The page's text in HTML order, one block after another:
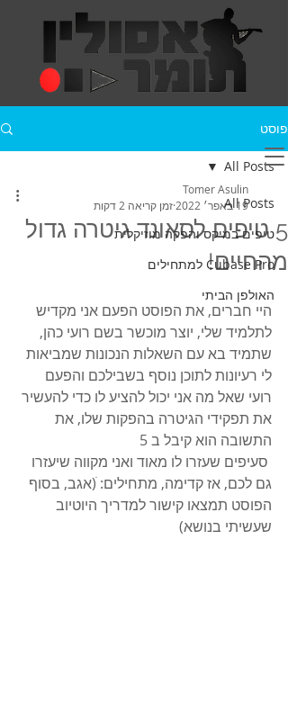
פוסט
All Posts
טיפים במיקס והפקה מוזיקלית
Cubase Pro למתחילים
האולפן הביתי
All Posts
5 טיפים לסאונד גיטרה גדול
מהחיים!
Tomer Asulin
19 באפר׳ 2022
זמן קריאה 2 דקות
היי חברים, את הפוסט הפעם אני מקדיש
לתלמיד שלי, יוצר מוכשר בשם רועי כהן,
שתמיד בא עם השאלות הנכונות שמביאות
לי רעיונות לתוכן נוסף בשבילכם והפעם
רועי שאל מה אני יכול להציע לו כדי להעשיר
את תפקידי הגיטרה בהפקות שלו, את
התשובה הוא קיבל ב 5
סעיפים שעזרו לו מאוד ואני מקווה שיעזרו
גם לכם, אז קדימה, מתחילים: ׁ(אגב, בסוף
הפוסט תמצאו קישור למדריך היוטיוב
שעשיתי בנושא)